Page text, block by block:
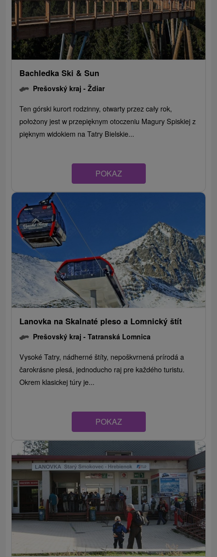
Bachledka Ski & Sun
Prešovský kraj -Ždiar
Ten górski kurort rodzinny, otwarty przez cały rok,
położony jest w przepięknym otoczeniu Magury Spiskiej z
pięknym widokiem na Tatry Bielskie...
POKAZ
Lanovka na Skalnaté pleso a Lomnický štít
Prešovský kraj -Tatranská Lomnica
Vysoké Tatry, nádherné štíty, nepoškvrnená prírodá a
čarokrásne plesá, jednoducho raj pre každého turistu.
Okrem klasickej túry je...
POKAZ